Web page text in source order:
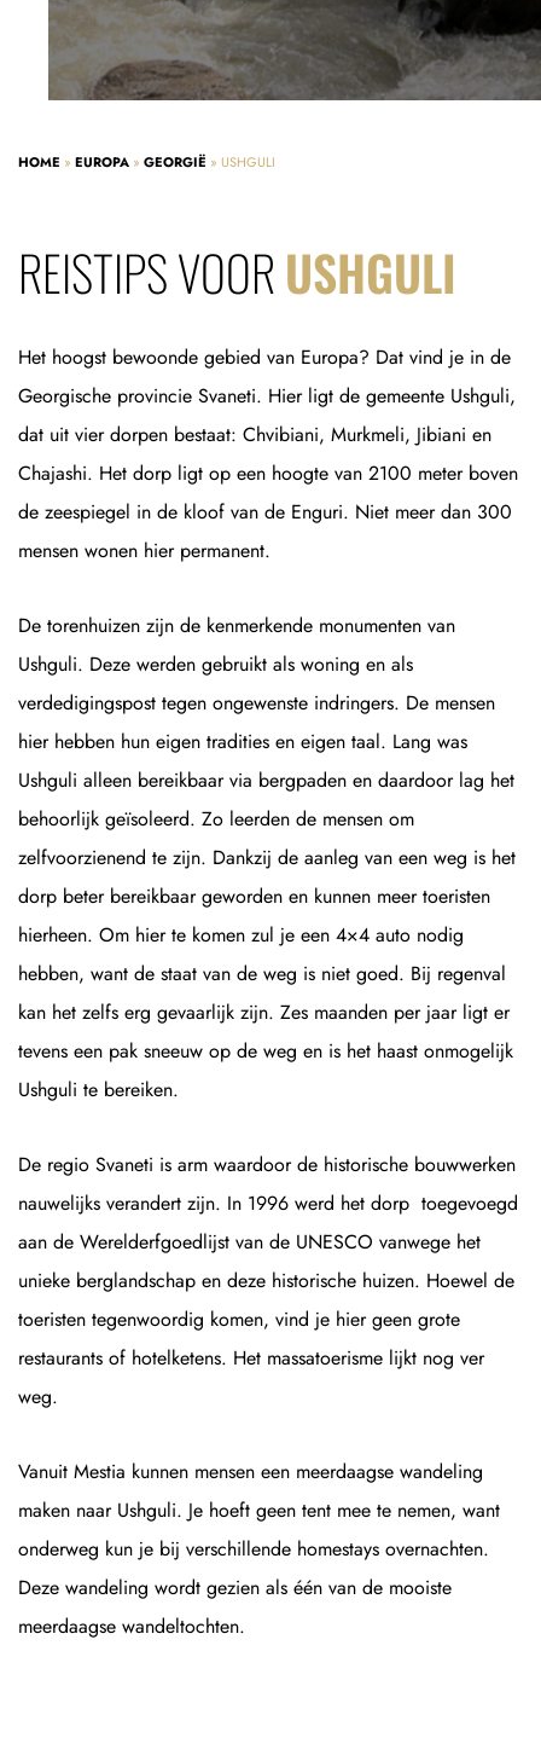
HOME » EUROPA » GEORGIË » USHGULI
REISTIPS VOOR USHGULI
Het hoogst bewoonde gebied van Europa? Dat vind je in de
Georgische provincie Svaneti. Hier ligt de gemeente Ushguli,
dat uit vier dorpen bestaat: Chvibiani, Murkmeli, Jibiani en
Chajashi. Het dorp ligt op een hoogte van 2100 meter boven
de zeespiegel in de kloof van de Enguri. Niet meer dan 300
mensen wonen hier permanent.
De torenhuizen zijn de kenmerkende monumenten van
Ushguli. Deze werden gebruikt als woning en als
verdedigingspost tegen ongewenste indringers. De mensen
hier hebben hun eigen tradities en eigen taal. Lang was
Ushguli alleen bereikbaar via bergpaden en daardoor lag het
behoorlijk geïsoleerd. Zo leerden de mensen om
zelfvoorzienend te zijn. Dankzij de aanleg van een weg is het
dorp beter bereikbaar geworden en kunnen meer toeristen
hierheen. Om hier te komen zul je een 4×4 auto nodig
hebben, want de staat van de weg is niet goed. Bij regenval
kan het zelfs erg gevaarlijk zijn. Zes maanden per jaar ligt er
tevens een pak sneeuw op de weg en is het haast onmogelijk
Ushguli te bereiken.
De regio Svaneti is arm waardoor de historische bouwwerken
nauwelijks verandert zijn. In 1996 werd het dorp toegevoegd
aan de Werelderfgoedlijst van de UNESCO vanwege het
unieke berglandschap en deze historische huizen. Hoewel de
toeristen tegenwoordig komen, vind je hier geen grote
restaurants of hotelketens. Het massatoerisme lijkt nog ver
weg.
Vanuit Mestia kunnen mensen een meerdaagse wandeling
maken naar Ushguli. Je hoeft geen tent mee te nemen, want
onderweg kun je bij verschillende homestays overnachten.
Deze wandeling wordt gezien als één van de mooiste
meerdaagse wandeltochten.